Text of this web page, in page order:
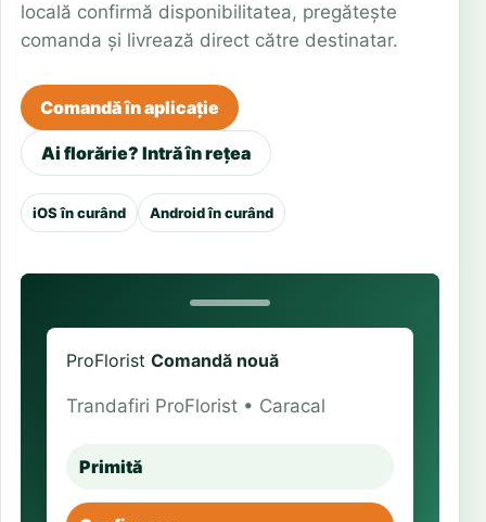
locală confirmă disponibilitatea, pregătește
comanda și livrează direct către destinatar.
Comandă în aplicație
Ai florărie? Intră în rețea
iOS în curând Android în curând
ProFlorist Comandă nouă
Trandafiri ProFlorist • Caracal
Primită